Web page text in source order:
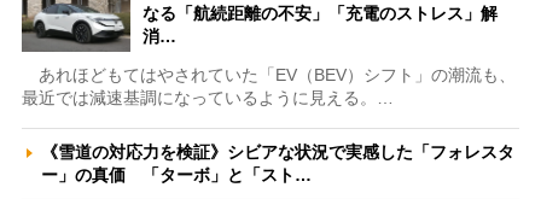
なる「航続距離の不安」「充電のストレス」解
消…
あれほどもてはやされていた「EV（BEV）シフト」の潮流も、
最近では減速基調になっているように見える。…
《雪道の対応力を検証》シビアな状況で実感した「フォレスタ
ー」の真価 「ターボ」と「スト…